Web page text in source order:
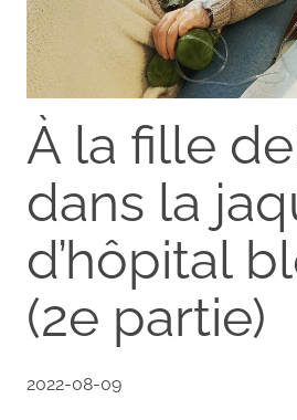
À la fille
dans la
d’hôpital
(2e partie)
2022-08-09